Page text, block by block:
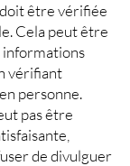
être vérifiée
Cela peut être
informations
vérifiant
personne.
pas être
de divulguer